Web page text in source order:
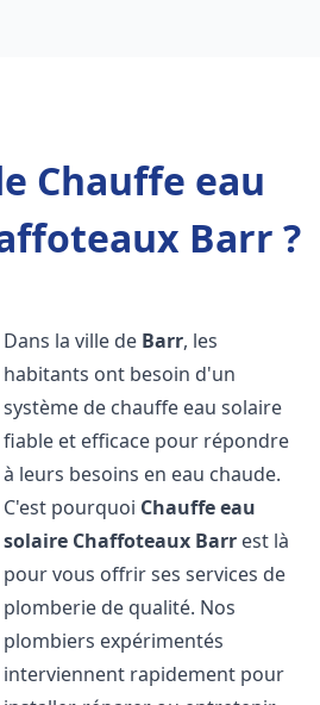
Chauffe eau
Barr ?
Dans la ville de Barr, les
habitants ont besoin d'un
système de chauffe eau solaire
fiable et efficace pour répondre
à leurs besoins en eau chaude.
C'est pourquoi Chauffe eau
solaire Chaffoteaux Barr est là
pour vous offrir ses services de
plomberie de qualité. Nos
plombiers expérimentés
interviennent rapidement pour